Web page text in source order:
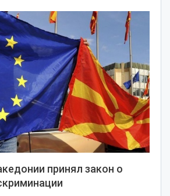
принял закон о